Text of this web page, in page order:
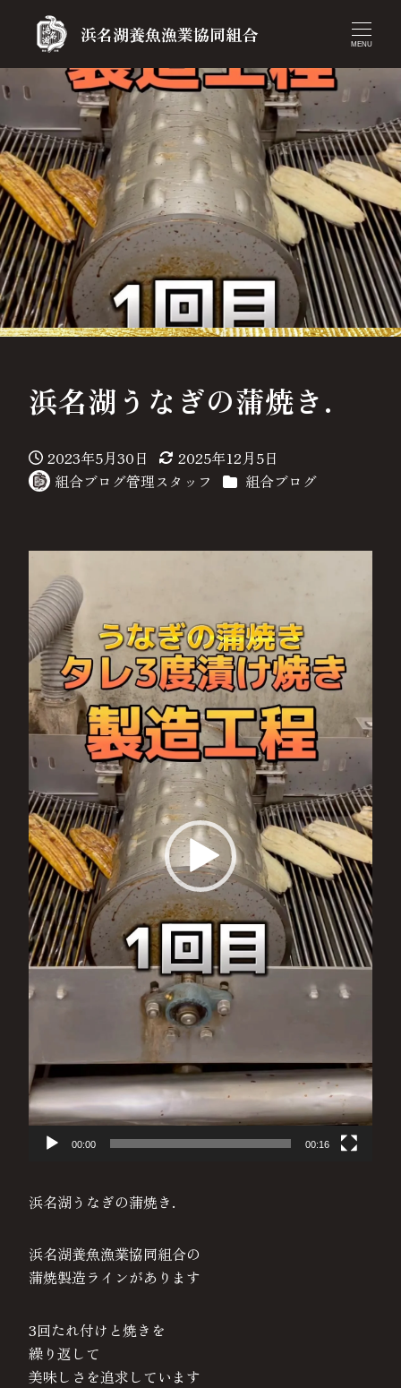
浜名湖養魚漁業協同組合 MENU
浜名湖うなぎの蒲焼き.
投稿日
2023年5月30日 更新日
2025年12月5日
著
組合ブログ管理スタッフ カテゴリー
組合ブログ
プ
レ
ー
ヤ
ー
00:00 00:16
浜名湖うなぎの蒲焼き.
浜名湖養魚漁業協同組合の
蒲焼製造ラインがあります
3回たれ付けと焼きを
繰り返して
美味しさを追求しています